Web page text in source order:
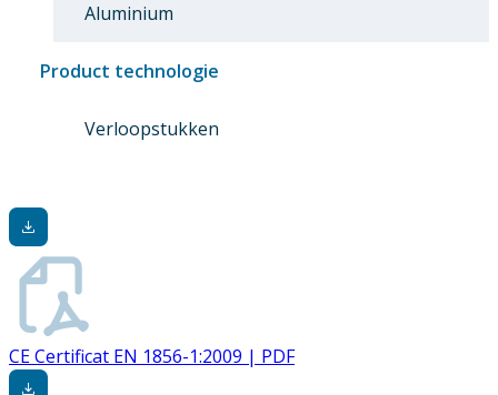
Aluminium
Product technologie
Verloopstukken
CE Certificat EN 1856-1:2009 | PDF